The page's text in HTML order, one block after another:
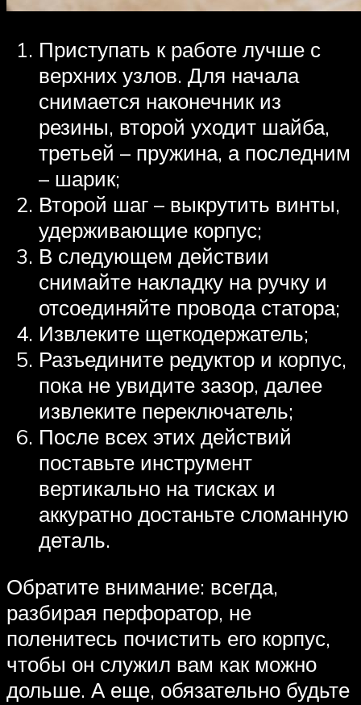
Приступать к работе лучше с
верхних узлов. Для начала
снимается наконечник из
резины, второй уходит шайба,
третьей – пружина, а последним
– шарик;
Второй шаг – выкрутить винты,
удерживающие корпус;
В следующем действии
снимайте накладку на ручку и
отсоединяйте провода статора;
Извлеките щеткодержатель;
Разъедините редуктор и корпус,
пока не увидите зазор, далее
извлеките переключатель;
После всех этих действий
поставьте инструмент
вертикально на тисках и
аккуратно достаньте сломанную
деталь.
Обратите внимание: всегда,
разбирая перфоратор, не
поленитесь почистить его корпус,
чтобы он служил вам как можно
дольше. А еще, обязательно будьте